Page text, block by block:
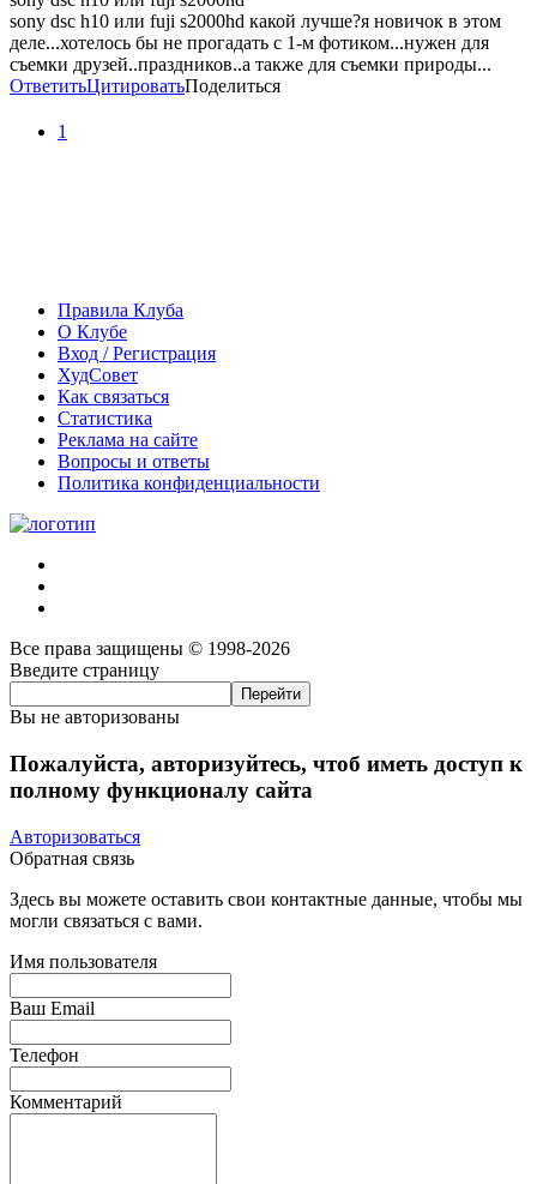
sony dsc h10 или fuji s2000hd какой лучше?я новичок в этом
деле...хотелось бы не прогадать с 1-м фотиком...нужен для
съемки друзей..праздников..а также для съемки природы...
ОтветитьЦитироватьПоделиться
1
Правила Клуба
О Клубе
Вход / Регистрация
ХудСовет
Как связаться
Статистика
Реклама на сайте
Вопросы и ответы
Политика конфиденциальности
Все права защищены © 1998-2026
Введите страницу
Вы не авторизованы
Пожалуйста, авторизуйтесь, чтоб иметь доступ к
полному функционалу сайта
Авторизоваться
Обратная связь
Здесь вы можете оставить свои контактные данные, чтобы мы
могли связаться с вами.
Имя пользователя
Ваш Email
Телефон
Комментарий